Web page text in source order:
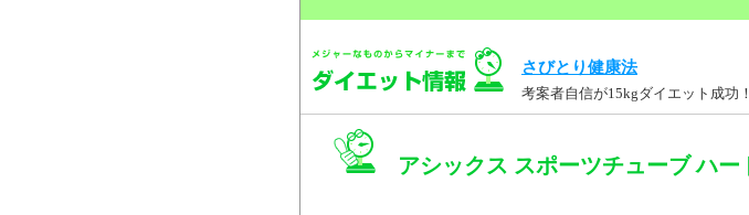
さびとり健康法
考案者自信が15kgダイエット成功
アシックス スポーツチューブ ハー